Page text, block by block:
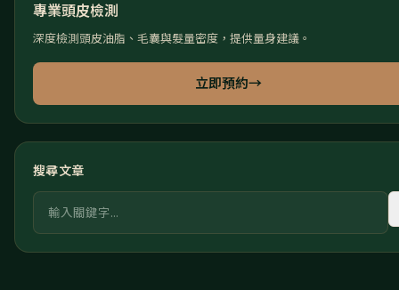
專業頭皮檢測
深度檢測頭皮油脂、毛囊與髮量密度，提供量身建議。
立即預約→
搜尋文章
關鍵字